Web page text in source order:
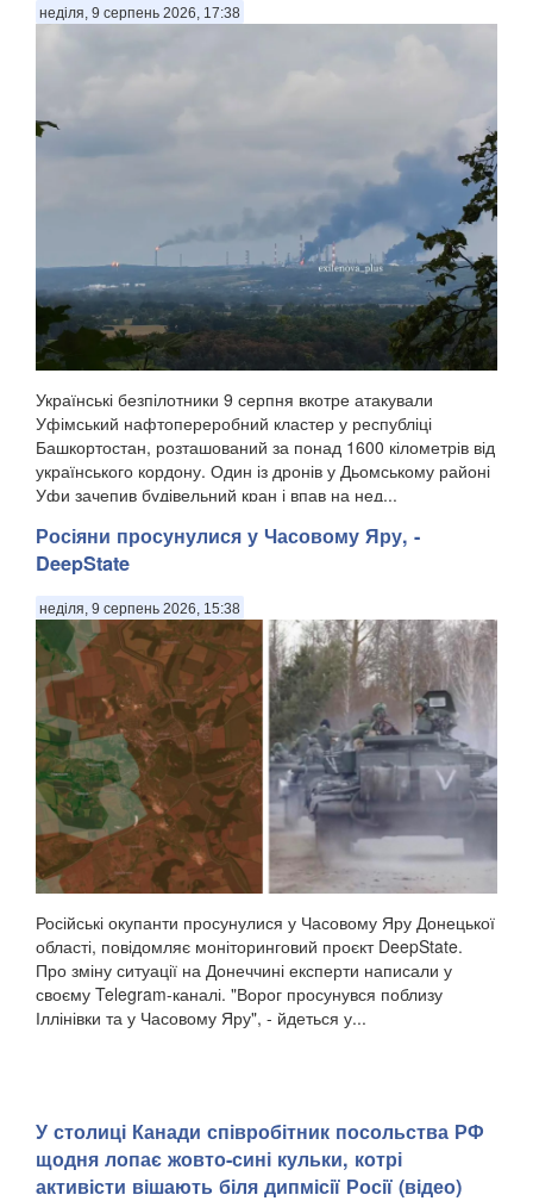
неділя, 9 серпень 2026, 17:38
Українські безпілотники 9 серпня вкотре атакували
Уфімський нафтопереробний кластер у республіці
Башкортостан, розташований за понад 1600 кілометрів від
українського кордону. Один із дронів у Дьомському районі
Уфи зачепив будівельний кран і впав на нед...
Росіяни просунулися у Часовому Яру, -
DeepState
неділя, 9 серпень 2026, 15:38
Російські окупанти просунулися у Часовому Яру Донецької
області, повідомляє моніторинговий проєкт DeepState.
Про зміну ситуації на Донеччині експерти написали у
своєму Telegram-каналі. "Ворог просунувся поблизу
Іллінівки та у Часовому Яру", - йдеться у...
У столиці Канади співробітник посольства РФ
щодня лопає жовто-сині кульки, котрі
активісти вішають біля дипмісії Росії (відео)